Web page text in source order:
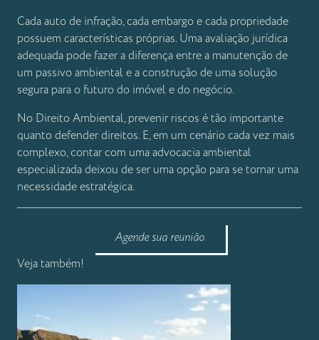
Cada auto de infração, cada embargo e cada propriedade
possuem características próprias. Uma avaliação jurídica
adequada pode fazer a diferença entre a manutenção de
um passivo ambiental e a construção de uma solução
segura para o futuro do imóvel e do negócio.
No Direito Ambiental, prevenir riscos é tão importante
quanto defender direitos. E, em um cenário cada vez mais
complexo, contar com uma advocacia ambiental
especializada deixou de ser uma opção para se tornar uma
necessidade estratégica.
Agende sua reunião
Veja também!